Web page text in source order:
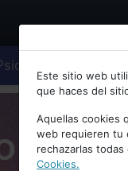
Bienvenid@
Escribe tu
Accede o
Este sitio web
que haces del
Aquellas cookies
web requieren tu
rechazarlas
Cookies.